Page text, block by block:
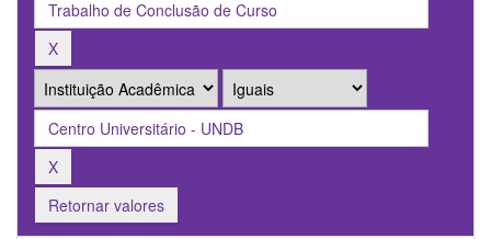
Retornar valores